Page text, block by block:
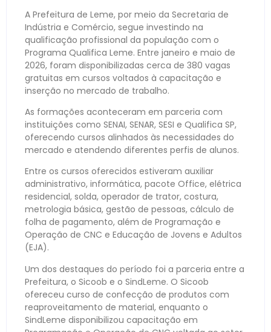
A Prefeitura de Leme, por meio da Secretaria de
Indústria e Comércio, segue investindo na
qualificação profissional da população com o
Programa Qualifica Leme. Entre janeiro e maio de
2026, foram disponibilizadas cerca de 380 vagas
gratuitas em cursos voltados à capacitação e
inserção no mercado de trabalho.
As formações aconteceram em parceria com
instituições como SENAI, SENAR, SESI e Qualifica SP,
oferecendo cursos alinhados às necessidades do
mercado e atendendo diferentes perfis de alunos.
Entre os cursos oferecidos estiveram auxiliar
administrativo, informática, pacote Office, elétrica
residencial, solda, operador de trator, costura,
metrologia básica, gestão de pessoas, cálculo de
folha de pagamento, além de Programação e
Operação de CNC e Educação de Jovens e Adultos
(EJA).
Um dos destaques do período foi a parceria entre a
Prefeitura, o Sicoob e o SindLeme. O Sicoob
ofereceu curso de confecção de produtos com
reaproveitamento de material, enquanto o
SindLeme disponibilizou capacitação em